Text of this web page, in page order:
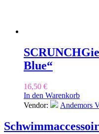
SCRUNCH
Blue“
16,50 €
In den Warenkorb
Vendor:
Andemors